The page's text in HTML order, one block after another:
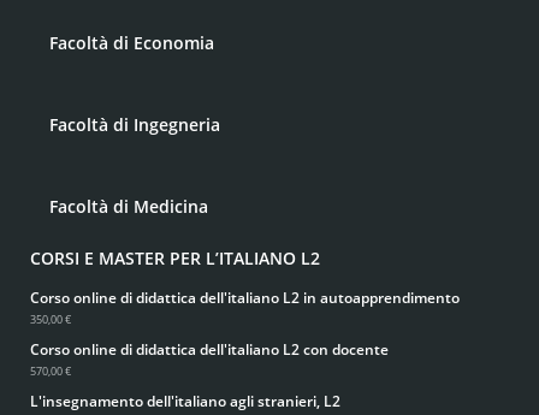
Facoltà di Economia
Facoltà di Ingegneria
Facoltà di Medicina
CORSI E MASTER PER L’ITALIANO L2
Corso online di didattica dell'italiano L2 in autoapprendimento
350,00 €
Corso online di didattica dell'italiano L2 con docente
570,00 €
L'insegnamento dell'italiano agli stranieri, L2